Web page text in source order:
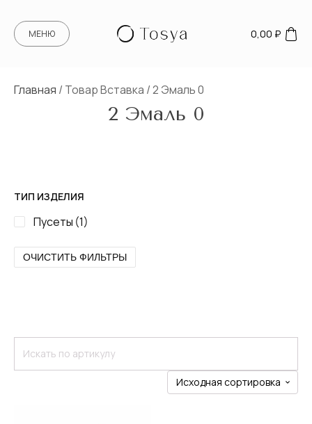
МЕНЮ 0,00 ₽
Главная / Товар Вставка / 2 Эмаль 0
2 Эмаль 0
ТИП ИЗДЕЛИЯ
Пусеты (1)
ОЧИСТИТЬ ФИЛЬТРЫ